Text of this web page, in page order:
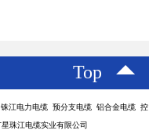
Top
江电力电缆 预分支电缆 铝合金电缆 控
珠江电缆实业有限公司